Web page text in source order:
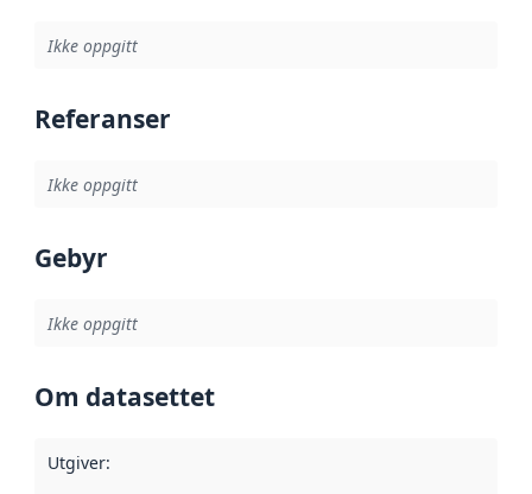
Ikke oppgitt
Referanser
Ikke oppgitt
Gebyr
Ikke oppgitt
Om datasettet
Utgiver: